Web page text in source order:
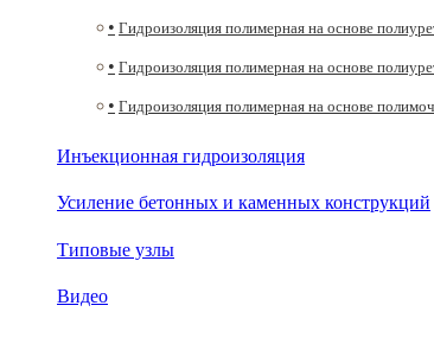
Гидроизоляция полимерная на основе
Гидроизоляция полимерная на основе
Гидроизоляция полимерная на основе
Инъекционная гидроизоляция
Усиление бетонных и каменных конструкций
Типовые узлы
Видео